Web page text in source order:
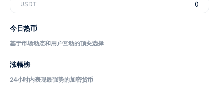
USDT
今日热币
基于市场动态和用户互动的顶尖选择
涨幅榜
24小时内表现最强势的加密货币